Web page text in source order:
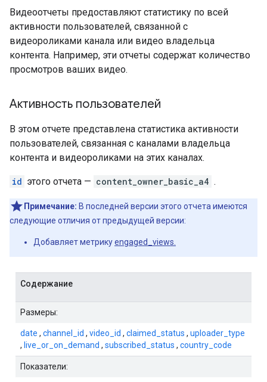
Видеоотчеты предоставляют статистику по всей
активности пользователей, связанной с
видеороликами канала или видео владельца
контента. Например, эти отчеты содержат количество
просмотров ваших видео.
Активность пользователей
В этом отчете представлена ​​статистика активности
пользователей, связанная с каналами владельца
контента и видеороликами на этих каналах.
id этого отчета — content_owner_basic_a4 .
Примечание: В последней версии этого отчета имеются
следующие отличия от предыдущей версии:
Добавляет метрикуengaged_views.
Содержание
Размеры:
date , channel_id , video_id , claimed_status , uploader_type
, live_or_on_demand , subscribed_status , country_code
Показатели: